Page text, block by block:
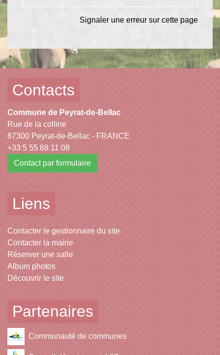
Signaler une erreur sur cette page
Contacts
Commune de Peyrat-de-Bellac
Rue de la colline
87300 Peyrat-de-Bellac - FRANCE
+33 5 55 68 11 08
Contact par formulaire
Liens
Contacter le gestionnaire du site
Contacter la mairie
Réserver une salle
Album photos
Découvrir le site
Partenaires
Communauté de communes